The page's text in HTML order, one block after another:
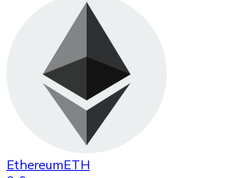
EthereumETH